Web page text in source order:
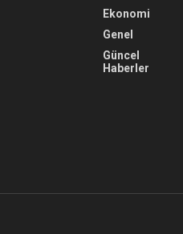
Ekonomi
Genel
Güncel
Haberler